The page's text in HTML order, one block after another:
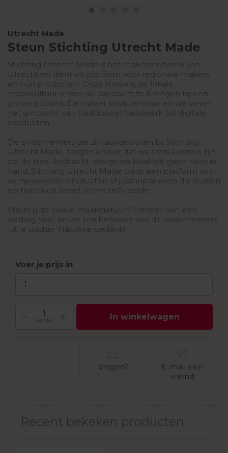
Utrecht Made
Steun Stichting Utrecht Made
Stichting Utrecht Made is hét makersnetwerk van
Utrecht en dient als platform voor regionale makers
en hun producten. Onze missie is de lokale
maakcultuur onder de aandacht te brengen bij een
groter publiek. De maker staat centraal en we vieren
het ambacht, van traditioneel handwerk tot digitale
producten.
De ondernemers die zijn aangesloten bij Stichting
Utrecht Made, zorgen ervoor dat we trots kunnen zijn
op de stad. Ambacht, design en kwaliteit gaan hand in
hand. Stichting Utrecht Made biedt een platform voor
vernieuwende producten of juist initiatieven die leunen
op historisch besef. Soms zelfs beide!
Steun jij de lokale maakcultuur? Doneer dan een
bedrag naar keuze ten behoeve van de ondernemers
uit je stadsie. Hâstikke bedânk!
Voer je prijs in
Aantal In winkelwagen
Vragen?
E-mail een
vriend
Recent bekeken producten